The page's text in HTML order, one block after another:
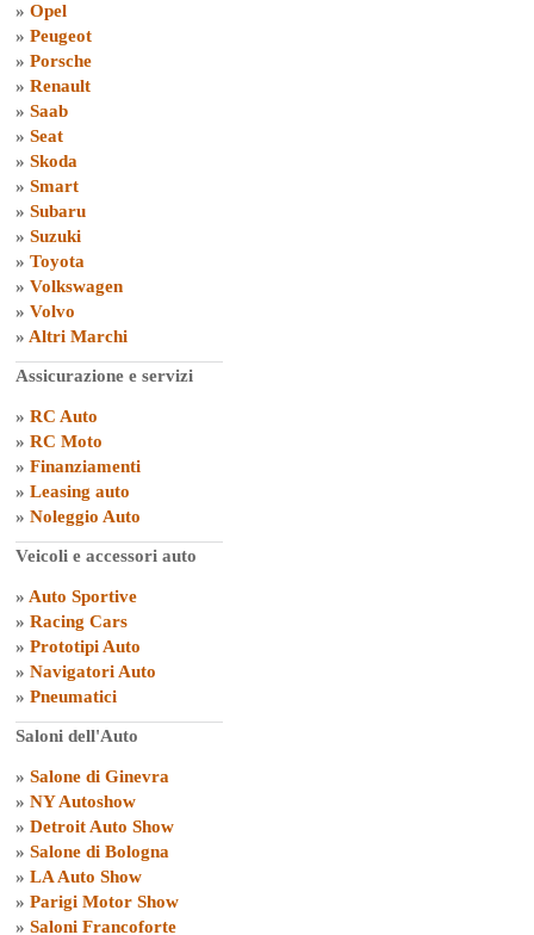
» Opel
» Peugeot
» Porsche
» Renault
» Saab
» Seat
» Skoda
» Smart
» Subaru
» Suzuki
» Toyota
» Volkswagen
» Volvo
» Altri Marchi
Assicurazione e servizi
» RC Auto
» RC Moto
» Finanziamenti
» Leasing auto
» Noleggio Auto
Veicoli e accessori auto
» Auto Sportive
» Racing Cars
» Prototipi Auto
» Navigatori Auto
» Pneumatici
Saloni dell'Auto
» Salone di Ginevra
» NY Autoshow
» Detroit Auto Show
» Salone di Bologna
» LA Auto Show
» Parigi Motor Show
» Saloni Francoforte